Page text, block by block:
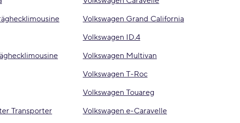
Volkswagen Grand California
Volkswagen ID.4
Volkswagen Multivan
Volkswagen T-Roc
Volkswagen Touareg
Transporter Volkswagen e-Caravelle